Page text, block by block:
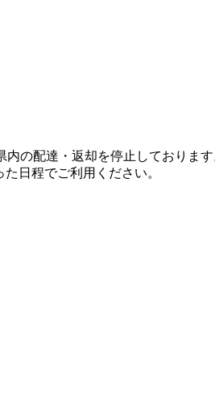
の配達・返却を停止しております
日程でご利用ください。